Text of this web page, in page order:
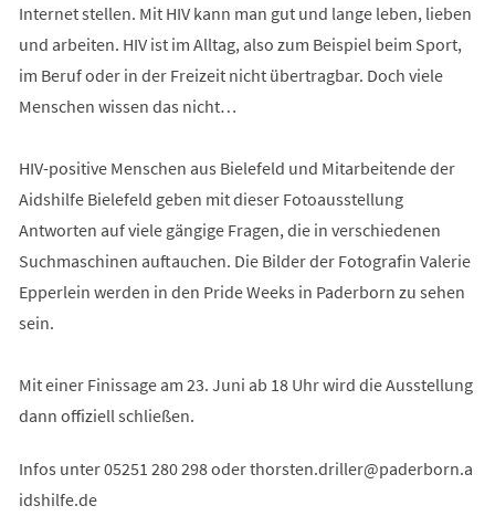
Internet stellen. Mit HIV kann man gut und lange leben, lieben
und arbeiten. HIV ist im Alltag, also zum Beispiel beim Sport,
im Beruf oder in der Freizeit nicht übertragbar. Doch viele
Menschen wissen das nicht…
HIV-positive Menschen aus Bielefeld und Mitarbeitende der
Aidshilfe Bielefeld geben mit dieser Fotoausstellung
Antworten auf viele gängige Fragen, die in verschiedenen
Suchmaschinen auftauchen. Die Bilder der Fotografin Valerie
Epperlein werden in den Pride Weeks in Paderborn zu sehen
sein.
Mit einer Finissage am 23. Juni ab 18 Uhr wird die Ausstellung
dann offiziell schließen.
Infos unter 05251 280 298 oderthorsten.driller
paderborn.a
idshilfe de